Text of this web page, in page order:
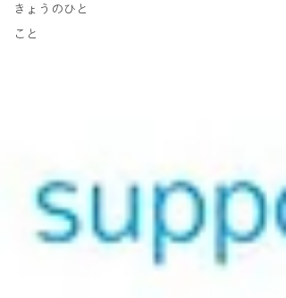
きょうのひと
こと